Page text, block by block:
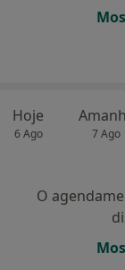
Hoje
6 Ago 7 Ago
O